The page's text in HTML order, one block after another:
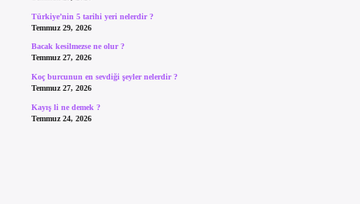
Türkiye’nin 5 tarihi yeri nelerdir ?
Temmuz 29, 2026
Bacak kesilmezse ne olur ?
Temmuz 27, 2026
Koç burcunun en sevdiği şeyler nelerdir ?
Temmuz 27, 2026
Kayış li ne demek ?
Temmuz 24, 2026